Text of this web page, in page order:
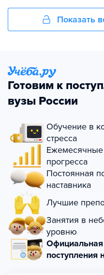
Показать
Готовим к
вузы России
Обучение в
стресса
Ежемесячные
прогресса
Постоянная
наставника
Лучшие
Занятия в
уровню
Официальная
поступления